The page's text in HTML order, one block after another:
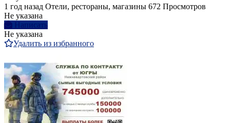
1 год назад Отели, рестораны, магазины 672 Просмотров
Не указана
Написать
Не указана
Удалить из избранного